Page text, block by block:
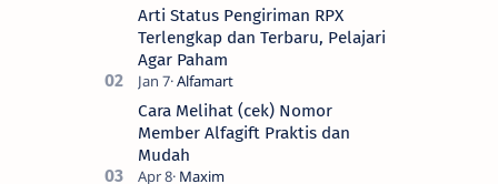
Arti Status Pengiriman RPX
Terlengkap dan Terbaru, Pelajari
Agar Paham
Cara Melihat (cek) Nomor
Member Alfagift Praktis dan
Mudah